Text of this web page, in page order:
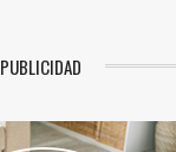
PUBLICIDAD